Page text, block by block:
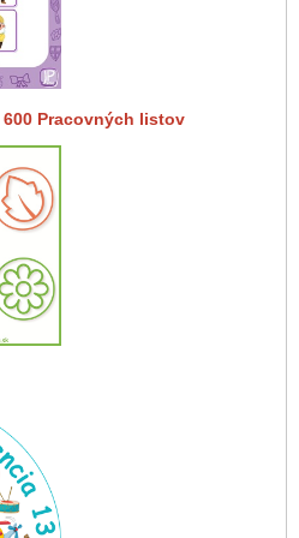
600 Pracovných listov